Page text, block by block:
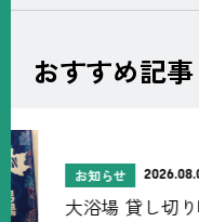
おすすめ記事